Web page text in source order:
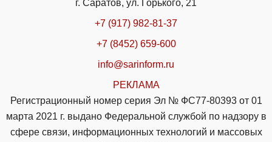
г. Саратов, ул. Горького, 21
+7 (917) 982-81-37
+7 (8452) 659-600
info@sarinform.ru
РЕКЛАМА
Регистрационный номер серия Эл № ФС77-80393 от 01
марта 2021 г. выдано Федеральной службой по надзору в
сфере связи, информационных технологий и массовых